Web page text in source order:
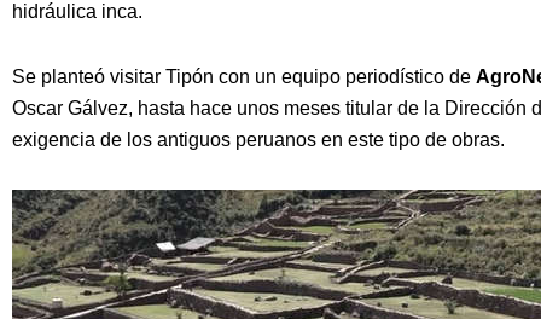
hidráulica inca.
Se planteó visitar Tipón con un equipo periodístico de
Oscar Gálvez, hasta hace unos meses titular de la
exigencia de los antiguos peruanos en este tipo de obras.